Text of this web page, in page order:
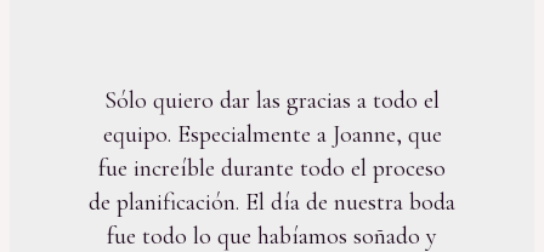
Sólo quiero dar las gracias a todo el
equipo. Especialmente a Joanne, que
fue increíble durante todo el proceso
de planificación. El día de nuestra boda
fue todo lo que habíamos soñado y